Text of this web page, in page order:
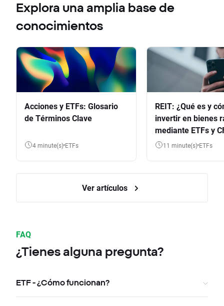
Explora una amplia base de
conocimientos
Acciones y ETFs: Glosario
de Términos Clave
4 minute(s) ETFs
REIT: ¿Qué es y
invertir en bienes
mediante ETFs y
11 minute(s) ETFs
Ver artículos
FAQ
¿Tienes alguna pregunta?
ETF - ¿Cómo funcionan?